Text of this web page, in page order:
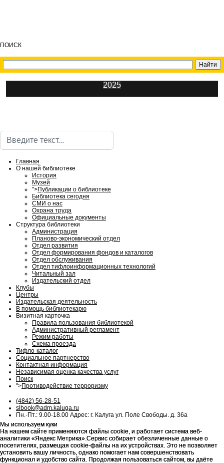
Мы используем куки
На нашем сайте применяются файлы cookie, и работает система веб-
аналитики «Яндекс Метрика».Сервис собирает обезличенные данные о
посетителях, размещая cookie-файлы на их устройствах. Это не позволяет
установить вашу личность, однако помогает нам совершенствовать
функционал и удобство сайта. Продолжая пользоваться сайтом, вы даёте
ПОИСК
2025
Поиск
Главная
О нашей библиотеке
История
Музей
">Публикации о библиотеке
Библиотека сегодня
СМИ о нас
Охрана труда
Официальные документы
Структура библиотеки
Администрация
Планово-экономический отдел
Отдел развития
Отдел формирования фондов и каталогов
Отдел обслуживания
Отдел тифлоинформационных технологий
Читальный зал
Издательский отдел
Клубы
Центры
Издательская деятельность
В помощь библиотекарю
Визитная карточка
Правила пользования библиотекой
Административный регламент
Режим работы
Схема проезда
Тифло-каталог
Социальное партнерство
Контактная информация
Независимая оценка качества услуг
Поиск
">Противодействие терроризму
(4842) 56-28-51
slbook@adm.kaluga.ru
Пн.-Пт.: 9.00-18.00 Адрес: г. Калуга ул. Поле Свободы. д. 36а
Мы используем куки
На нашем сайте применяются файлы cookie, и работает система веб-
аналитики «Яндекс Метрика».Сервис собирает обезличенные данные о
посетителях, размещая cookie-файлы на их устройствах. Это не позволяет
установить вашу личность, однако помогает нам совершенствовать
функционал и удобство сайта. Продолжая пользоваться сайтом, вы даёте